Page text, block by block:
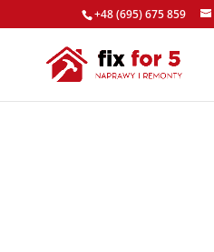
+48 (695) 675 859